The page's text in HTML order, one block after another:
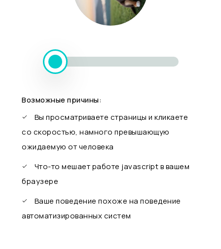
Возможные причины:
Вы просматриваете страницы и кликаете
со скоростью, намного превышающую
ожидаемую от человека
Что-то мешает работе javascript в вашем
браузере
Ваше поведение похоже на поведение
автоматизированных систем